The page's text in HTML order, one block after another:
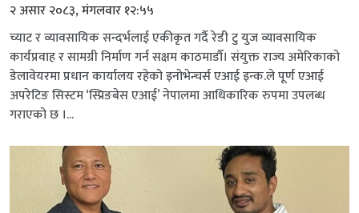
२ असार २०८३, मंगलवार १२:५५
च्याट र व्यावसायिक सन्दर्भलाई एकीकृत गर्दै रेडी टु युज व्यावसायिक
कार्यप्रवाह र सामग्री निर्माण गर्न सक्षम काठमाडौँ। संयुक्त राज्य अमेरिकाको
डेलावेयरमा प्रधान कार्यालय रहेको इनोभेन्चर्स एआई इन्क.ले पूर्ण एआई
अपरेटिङ सिस्टम ‘स्प्रिङबेस एआई’ नेपालमा आधिकारिक रुपमा उपलब्ध
गराएको छ ।...